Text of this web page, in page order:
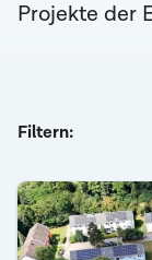
Projekte der
Filtern: